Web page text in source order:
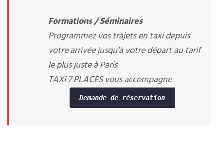
Formations / Séminaires
Programmez vos trajets en taxi depuis
votre arrivée jusqu'à votre départ au tarif
le plus juste à Paris
TAXI 7 PLACES vous accompagne
Demande de réservation